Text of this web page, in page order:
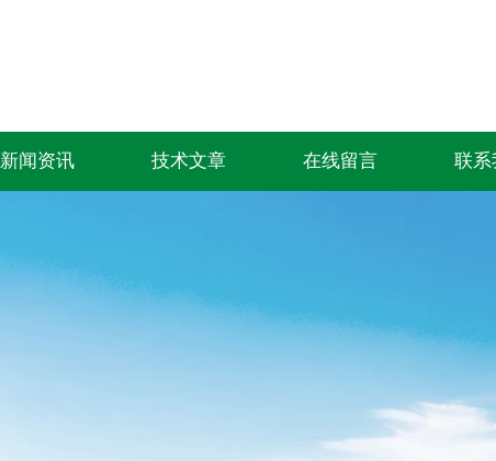
新闻资讯 技术文章 在线留言 联系